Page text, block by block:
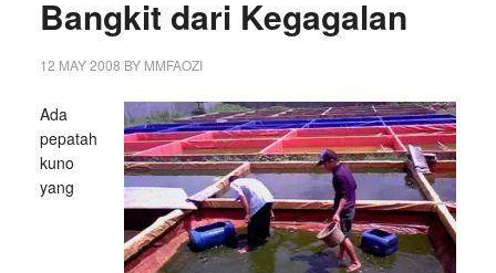
Bangkit dari Kegagalan
12 MAY 2008 BY MMFAOZI
Ada
pepatah
kuno
yang